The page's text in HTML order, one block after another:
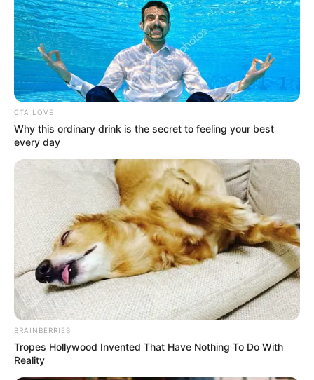
CTA LOVE
Why this ordinary drink is the secret to feeling your best
every day
BRAINBERRIES
Tropes Hollywood Invented That Have Nothing To Do With
Reality